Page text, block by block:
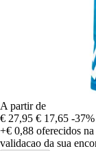
A partir de
€ 27,95 € 17,65 -37%
+€ 0,88 oferecidos
validacao da sua